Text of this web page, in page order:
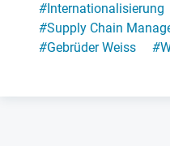
#Internationalisierung
#Supply Chain
#Gebrüder Weiss #